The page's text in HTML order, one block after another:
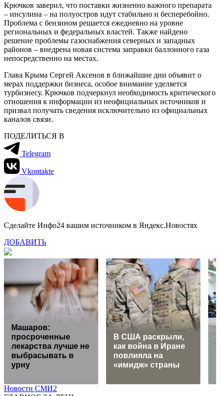
Крючков заверил, что поставки жизненно важного препарата
– инсулина – на полуостров идут стабильно и бесперебойно.
Проблема с бензином решается ежедневно на уровне
региональных и федеральных властей. Также найдено
решение проблемы газоснабжения северных и западных
районов – внедрена новая система заправки баллонного газа
непосредственно на местах.
Глава Крыма Сергей Аксенов в ближайшие дни объявит о
мерах поддержки бизнеса, особое внимание уделяется
турбизнесу. Крючков подчеркнул необходимость критического
отношения к информации из неофициальных источников и
призвал получать сведения исключительно из официальных
каналов связи.
ПОДЕЛИТЬСЯ В
Telegram
Vkontakte
Сделайте Инфо24 вашим источником в Яндекс.Новостях
ДОБАВИТЬ
Машаров:
просроченные
лекарства лучше не
выбрасывать в
урну
В США раскрыли,
как война в Иране
повлияла на
«имидж» страны
Новости СМИ2